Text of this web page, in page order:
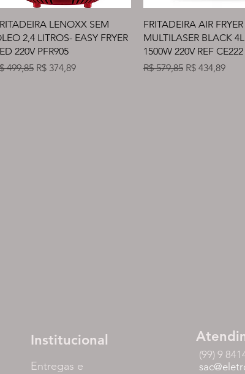
Visualização rápida
LENOXX SEM
2,4 LITROS- EASY FRYER
220V PFR905
normal
499,85 Preço promocional
R$ 374,89
Visualização rápida
FRITADEIRA AIR FRYER
MULTILASER BLACK
1500W 220V REF CE222
Preço normal
R$ 579,85 Preço
R$ 434,89
Institucional
Entregas e
(99) 9